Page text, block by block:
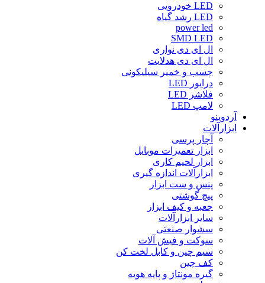
LED خودرویی
LED رشد گیاه
power led
SMD LED
ال ای دی نواری
ال ای دی هدلایت
چسب و خمیر سیلیکونی
درایور LED
فلاشر LED
لامپ LED
آردوینو
ابزارآلات
آچار پرسی
ابزار تعمیرات موبایل
ابزار لحیم کاری
ابزارآلات اندازه گیری
پنس و ست ابزار
پیچ گوشتی
جعبه و کیف ابزار
سایر ابزارآلات
سشوار صنعتی
سوکت و فیش آلات
سیم چین و کابل لخت کن
کف چین
گیره مونتاژ و پایه هویه